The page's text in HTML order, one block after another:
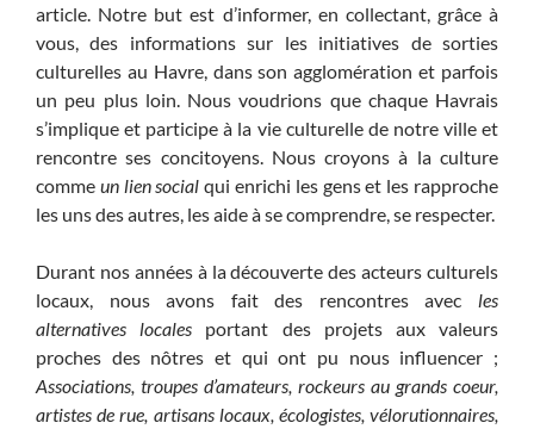
article. Notre but est d’informer, en collectant, grâce à
vous, des informations sur les initiatives de sorties
culturelles au Havre, dans son agglomération et parfois
un peu plus loin. Nous voudrions que chaque Havrais
s’implique et participe à la vie culturelle de notre ville et
rencontre ses concitoyens. Nous croyons à la culture
comme un lien social qui enrichi les gens et les rapproche
les uns des autres, les aide à se comprendre, se respecter.
Durant nos années à la découverte des acteurs culturels
locaux, nous avons fait des rencontres avec les
alternatives locales portant des projets aux valeurs
proches des nôtres et qui ont pu nous influencer ;
Associations, troupes d’amateurs, rockeurs au grands coeur,
artistes de rue, artisans locaux, écologistes, vélorutionnaires,